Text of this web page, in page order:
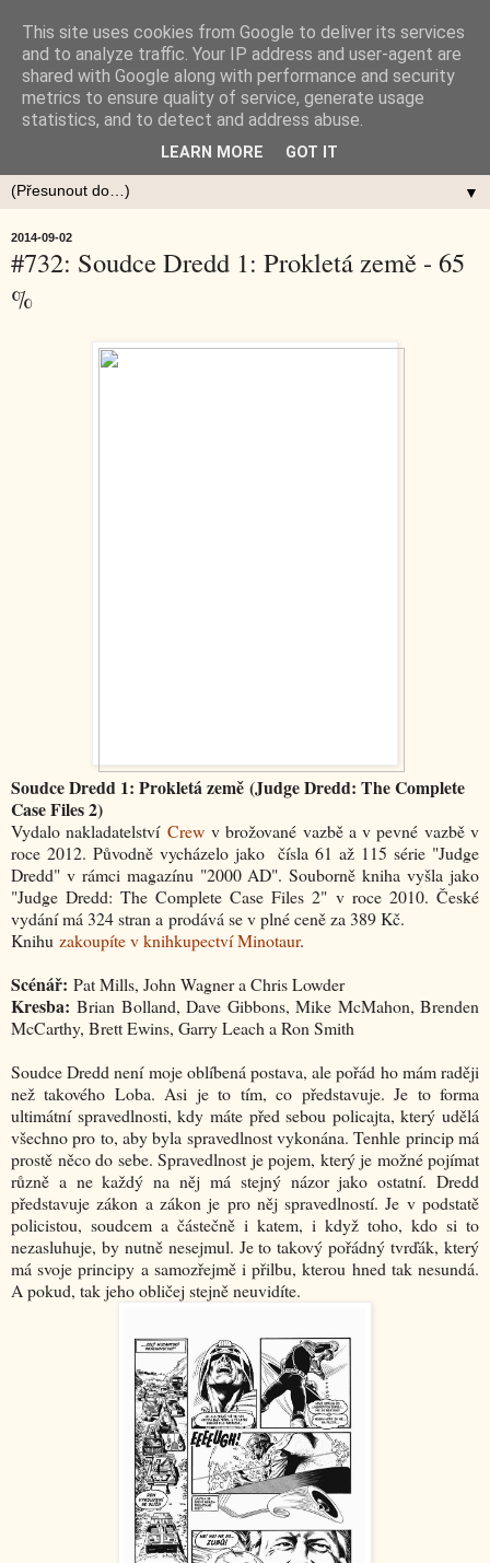
▼
2014-09-02
#732: Soudce Dredd 1: Prokletá země - 65
%
Soudce Dredd 1: Prokletá země (Judge Dredd: The Complete
Case Files 2)
Vydalo nakladatelství Crewv brožované vazbě a v pevné vazbě v
roce 2012. Původně vycházelo jako čísla 61 až 115 série "Judge
Dredd" v rámci magazínu "2000 AD". Souborně kniha vyšla jako
"Judge Dredd: The Complete Case Files 2" v roce 2010. České
vydání má 324 stran a prodává se v plné ceně za 389 Kč.
Knihu zakoupíte v knihkupectví Minotaur.
Scénář: Pat Mills, John Wagner a Chris Lowder
Kresba: Brian Bolland, Dave Gibbons, Mike McMahon, Brenden
McCarthy, Brett Ewins, Garry Leach a Ron Smith
Soudce Dredd není moje oblíbená postava, ale pořád ho mám raději
než takového Loba. Asi je to tím, co představuje. Je to forma
ultimátní spravedlnosti, kdy máte před sebou policajta, který udělá
všechno pro to, aby byla spravedlnost vykonána. Tenhle princip má
prostě něco do sebe. Spravedlnost je pojem, který je možné pojímat
různě a ne každý na něj má stejný názor jako ostatní. Dredd
představuje zákon a zákon je pro něj spravedlností. Je v podstatě
policistou, soudcem a částečně i katem, i když toho, kdo si to
nezasluhuje, by nutně nesejmul. Je to takový pořádný tvrďák, který
má svoje principy a samozřejmě i přilbu, kterou hned tak nesundá.
A pokud, tak jeho obličej stejně neuvidíte.
This site uses cookies from Google to deliver its services
and to analyze traffic. Your IP address and user-agent are
shared with Google along with performance and security
metrics to ensure quality of service, generate usage
statistics, and to detect and address abuse.
LEARN MORE GOT IT